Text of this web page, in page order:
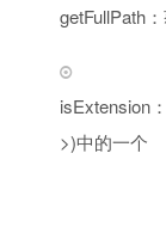
getFullPath
isExtension
>)中的一个